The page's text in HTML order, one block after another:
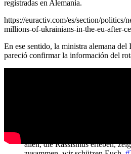
registradas en Alemania.
https://euractiv.com/es/section/politics/
millions-of-ukrainians-in-the-eu-after-
En ese sentido, la ministra alemana
pareció confirmar la información del
«Podemos verlo en las últimas
Europea: por primera vez en
solicitudes de asilo ya no se
Deutschland ist ein
Auftrag für die nächsten Jahre
unserer Gesellschaft
allen, die Rassismus erleben,